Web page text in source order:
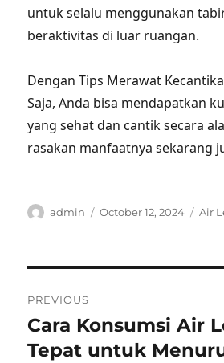
untuk selalu menggunakan
beraktivitas di luar ruangan.
Dengan Tips Merawat
Saja, Anda bisa mendapatkan
yang sehat dan cantik secara
rasakan manfaatnya sekarang
Author
admin
Posted
October 12, 2024 Air
navigation
PREVIOUS
Previous
post:
Cara Konsumsi Air
Tepat untuk